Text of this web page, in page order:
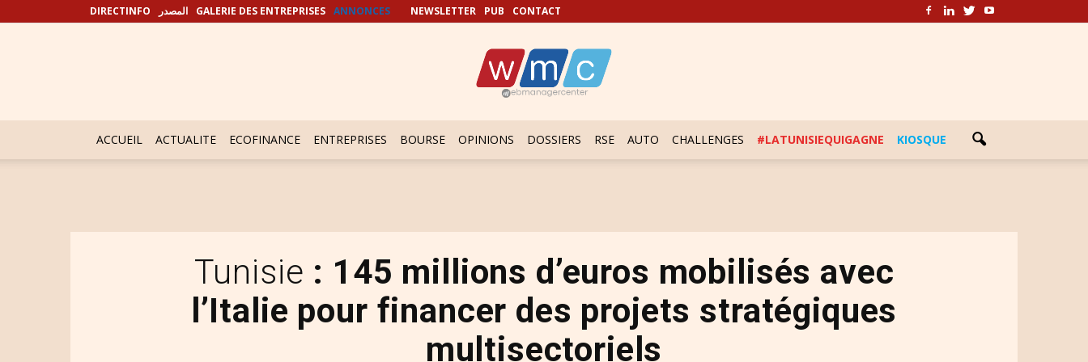
DIRECTINFO المصدر GALERIE DES ENTREPRISES ANNONCES NEWSLETTER PUB CONTACT
ACCUEIL ACTUALITE ECOFINANCE ENTREPRISES BOURSE OPINIONS DOSSIERS RSE AUTO CHALLENGES #LATUNISIEQUIGAGNE KIOSQUE
Tunisie : 145 millions d’euros mobilisés avec
l’Italie pour financer des projets stratégiques
multisectoriels